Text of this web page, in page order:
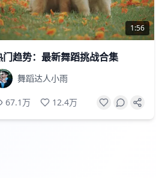
1:56
门趋势：最新舞蹈挑战合集
舞蹈达人小雨
67.1万 12.4万